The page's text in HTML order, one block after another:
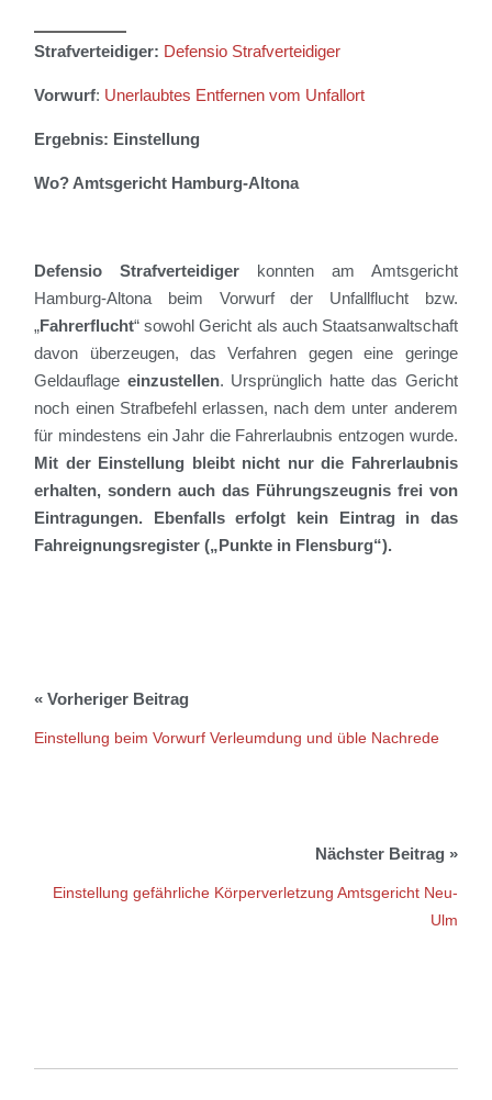
Strafverteidiger: Defensio Strafverteidiger
Vorwurf: Unerlaubtes Entfernen vom Unfallort
Ergebnis: Einstellung
Wo? Amtsgericht Hamburg-Altona
Defensio Strafverteidiger konnten am Amtsgericht
Hamburg-Altona beim Vorwurf der Unfallflucht bzw.
„Fahrerflucht“ sowohl Gericht als auch Staatsanwaltschaft
davon überzeugen, das Verfahren gegen eine geringe
Geldauflage einzustellen. Ursprünglich hatte das Gericht
noch einen Strafbefehl erlassen, nach dem unter anderem
für mindestens ein Jahr die Fahrerlaubnis entzogen wurde.
Mit der Einstellung bleibt nicht nur die Fahrerlaubnis
erhalten, sondern auch das Führungszeugnis frei von
Eintragungen. Ebenfalls erfolgt kein Eintrag in das
Fahreignungsregister („Punkte in Flensburg“).
Einstellung beim Vorwurf Verleumdung und üble Nachrede
Einstellung gefährliche Körperverletzung Amtsgericht Neu-
Ulm